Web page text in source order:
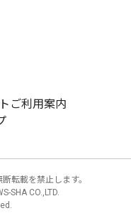
ご利用案内
転載を禁止します。
SHA CO.,LTD.